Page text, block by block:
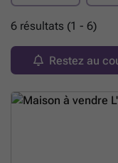
6 résultats (1 - 6)
Restez au